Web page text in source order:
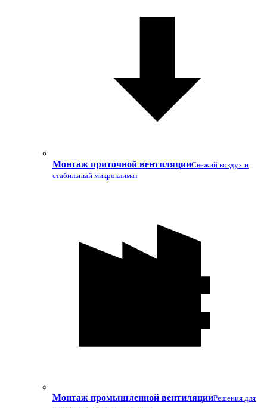
Монтаж приточной вентиляцииСвежий воздух и
стабильный микроклимат
Монтаж промышленной вентиляцииРешения для